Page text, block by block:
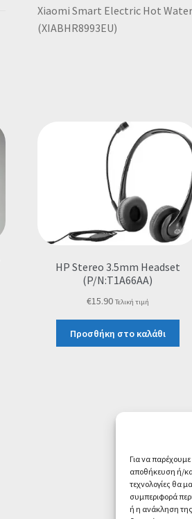
Για να
αποθήκευση ή/
τεχνολογίες θα
συμπεριφορά
ή η ανάκληση της
Xiaomi Smart Electric Hot
(XIABHR8993EU)
HP Stereo 3.5mm Headset
(P/N:T1A66AA)
€15.90 Τελική τιμή
Προσθήκη στο καλάθι